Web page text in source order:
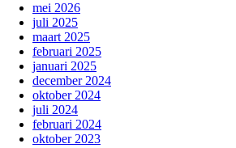
mei 2026
juli 2025
maart 2025
februari 2025
januari 2025
december 2024
oktober 2024
juli 2024
februari 2024
oktober 2023